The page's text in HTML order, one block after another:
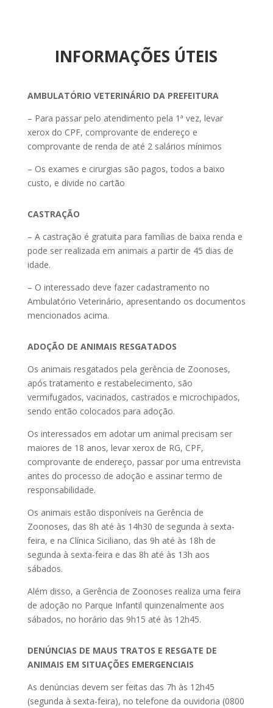
INFORMAÇÕES ÚTEIS
AMBULATÓRIO VETERINÁRIO DA PREFEITURA
– Para passar pelo atendimento pela 1ª vez, levar
xerox do CPF, comprovante de endereço e
comprovante de renda de até 2 salários mínimos
– Os exames e cirurgias são pagos, todos a baixo
custo, e divide no cartão
CASTRAÇÃO
– A castração é gratuita para famílias de baixa renda e
pode ser realizada em animais a partir de 45 dias de
idade.
– O interessado deve fazer cadastramento no
Ambulatório Veterinário, apresentando os documentos
mencionados acima.
ADOÇÃO DE ANIMAIS RESGATADOS
Os animais resgatados pela gerência de Zoonoses,
após tratamento e restabelecimento, são
vermifugados, vacinados, castrados e microchipados,
sendo então colocados para adoção.
Os interessados em adotar um animal precisam ser
maiores de 18 anos, levar xerox de RG, CPF,
comprovante de endereço, passar por uma entrevista
antes do processo de adoção e assinar termo de
responsabilidade.
Os animais estão disponíveis na Gerência de
Zoonoses, das 8h até às 14h30 de segunda à sexta-
feira, e na Clínica Siciliano, das 9h até às 18h de
segunda à sexta-feira e das 8h até às 13h aos
sábados.
Além disso, a Gerência de Zoonoses realiza uma feira
de adoção no Parque Infantil quinzenalmente aos
sábados, no horário das 9h15 até às 12h45.
DENÚNCIAS DE MAUS TRATOS E RESGATE DE
ANIMAIS EM SITUAÇÕES EMERGENCIAIS
As denúncias devem ser feitas das 7h às 12h45
(segunda à sexta-feira), no telefone da ouvidoria (0800